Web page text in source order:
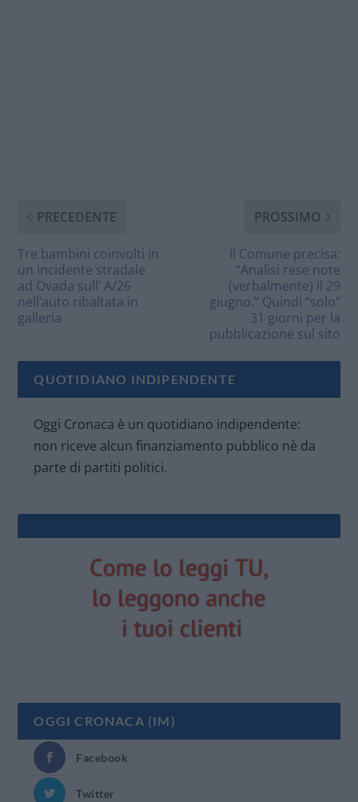
PRECEDENTE
Tre bambini coinvolti in
un incidente stradale
ad Ovada sull’ A/26
nell’auto ribaltata in
galleria
PROSSIMO
Il Comune precisa:
“Analisi rese note
(verbalmente) il 29
giugno.” Quindi “solo”
31 giorni per la
pubblicazione sul sito
QUOTIDIANO INDIPENDENTE
Oggi Cronaca è un quotidiano indipendente:
non riceve alcun finanziamento pubblico nè da
parte di partiti politici.
OGGI CRONACA (IM)
Facebook
Twitter